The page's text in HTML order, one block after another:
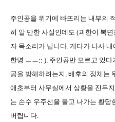
주인공을 위기에 빠뜨리는 내부의
히 알 만한 사실인데도 (괴한이 복
자 목소리가 납니다. 게다가 나사
한명 ㅡㅡ;; ), 주인공만 모르고 있
공을 방해하려는지, 배후의 정체는
애초부터 사무실에서 상황을 진두
는 손수 우주선을 몰고 나가는 황당
버립니다.